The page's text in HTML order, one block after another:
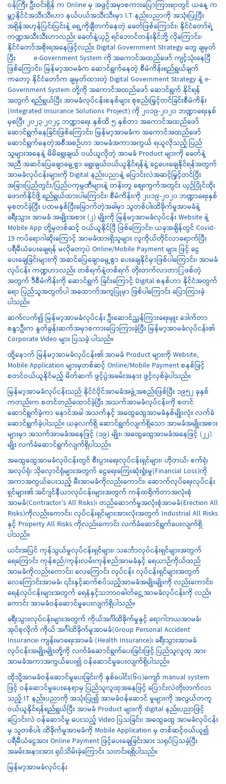
ဝန်ကြီး ဦးဝင်းရှိန် က Online မှ အဖွင့်အမှာစကားပြောကြားရာတွင် ယနေ့ က
မ္ဘာ့နိုင်ငံအသီးသီးဟာ နယ်ပယ်အသီးသီးမှာ I.T နည်းပညာကို အသုံးပြုပြီး
အရှိန်အဟုန်ပြင်းပြင်းနဲ့ ရှေ့ကိုချီတက်နေတဲ့ ခေတ်ဖြစ်ကြောင်း၊ နိုင်ငံတော်ရဲ့
ကဏ္ဍအသီးသီးဟာလည်း ခေတ်နဲ့ယှဉ် ရင်ဘောင်တန်းနိုင်ဘို့ လိုကြောင်း၊
နိုင်ငံတော်အစိုးရအနေဖြင့်လည်း Digital Government Strategy တွေ ချမှတ်
ပြီး e-Government System ကို အကောင်အထည်ဖော် ကျင့်သုံးနေပြီ
ဖြစ်ကြောင်း၊ မြန်မာ့အာမခံက ဆောင်ရွက်နေတဲ့ စီမံကိန်းရည်ရွယ်ချက်
ကတော့ နိုင်ငံတော်က ချမှတ်ထားတဲ့ Digital Government Strategy နဲ့ e-
Government System တို့ကို အကောင်အထည်ဖော် ဆောင်ရွက် နိုင်ရန်
အတွက် ရည်ရွယ်ပြီး အာမခံလုပ်ငန်းစနစ်များ စုစည်းမြှင့်တင်ခြင်းစီမံကိန်း
(Integrated Insurance Solutions Project) ကို ၂၀၁၉-၂၀၂၀ ဘဏ္ဍာရေးနှစ်
မှစပြီး ၂၀၂၃-၂၀၂၄ ဘဏ္ဍာရေး နှစ်ထိ ၅ နှစ်တာ အကောင်အထည်ဖော်
ဆောင်ရွက်နေခြင်းဖြစ်ကြောင်း၊ မြန်မာ့အာမခံက အကောင်အထည်ဖော်
ဆောင်ရွက်နေတဲ့အစီအစဉ်ဟာ အာမခံအကာအကွယ် ရယူလိုသည့် ပြည်
သူများအနေနဲ့ မိမိရွေးချယ် ဝယ်ယူလိုတဲ့ အာမခံ Product များကို ခေတ်နဲ့
အညီ အဆင်ပြေချောမွေ့စွာ ရွေးချယ်ဝယ်ယူနိုင်ရန်နဲ့ ငွေပေးချေနိုင်ရန်အတွက်
အာမခံလုပ်ငန်းများကို Digital နည်းပညာနဲ့ ပြောင်းလဲအဆင့်မြှင့်တင်ပြီး
အခြားပြည်တွင်း/ပြည်ပကုမ္ပဏီများနဲ့ တန်းတူ စျေးကွက်အတွင်း ယှဉ်ပြိုင်ထိုး
ဖောက်နိုင်ဖို့ ရည်ရွယ်ထားပါကြောင်း၊ စီမံကိန်းကို ၂၀၁၉-၂၀၂၀ ဘဏ္ဍာရေးနှစ်
မှစတင်ခဲ့ပြီး ပထမနှစ်ပြီးမြောက်တဲ့အခါမှာ သူတစ်ပါးထိခိုက်မှုအာမခံနဲ့
ခရီးသွား အာမခံ အမျိုးအစား (၂) မျိုးကို မြန်မာ့အာမခံလုပ်ငန်း Website နဲ့
Mobile App တို့မှတစ်ဆင့် ဝယ်ယူနိုင်ပြီ ဖြစ်ကြောင်း၊ ယခုအချိန်တွင် Covid-
19 ကပ်ရောဂါဆိုးကြောင့် အာမခံထားရှိသူများ လူကိုယ်တိုင်လာရောက်ပြီး
ပရီမီယံပေးချေရန် မလိုတော့ပဲ Online/Mobile Payment များ ဖြင့် ငွေ
ပေးချေခြင်းများကို အဆင်ပြေချောမွေ့စွာ ပေးချေနိုင်မှာဖြစ်ပါကြောင်း၊ အာမခံ
လုပ်ငန်း ကဏ္ဍဟာလည်း တစ်ရက်နဲ့တစ်ရက် တိုးတက်လာတာြဖစ်တဲ့
အတွက် ဒီစီမံကိန်းကို ဆောင်ရွက် ခြင်းကြောင့် Digital စနစ်ဟာ နိုင်ငံအတွက်
ရော ပြည်သူအတွက်ပါ အထောက်အကူပြုမှာ ဖြစ်ပါကြောင်း ပြောကြားခဲ့
ပါသည်။
ဆက်လက်၍ မြန်မာ့အာမခံလုပ်ငန်း ဦးဆောင်ညွှန်ကြားရေးမှူး ဒေါက်တာ
စန္ဒာဦးက နှုတ်ခွန်းဆက်အမှာစကားပြောကြားခဲ့ပြီး မြန်မာ့အာမခံလုပ်ငန်း၏
Corporate Video များ ပြသခဲ့ ပါသည်။
ထို့နောက် မြန်မာ့အာမခံလုပ်ငန်း၏ အာမခံ Product များကို Website,
Mobile Application များမှတစ်ဆင့် Online/Mobile Payment စနစ်ဖြင့်
စတင်ဝယ်ယူနိုင်မည့် မိတ်ဆက် ဖွင့်ပွဲအခမ်းအနား ဖွင့်လှစ်ခဲ့ပါသည်။
မြန်မာ့အာမခံလုပ်ငန်းသည် နိုင်ငံပိုင်အာမခံအဖွဲ့အစည်းဖြစ်ပြီး ၁၉၅၂ ခုနှစ်
ကတည်းက စတင်တည်ထောင်ခဲ့ပြီး အသက်အာမခံလုပ်ငန်းကို စတင်
ဆောင်ရွက်ခဲ့ကာ နောင်အခါ အသက်နှင့် အထွေထွေအာမခံနှစ်မျိုးလုံး လက်ခံ
ဆောင်ရွက်ခဲ့ပါသည်။ ယခုလက်ရှိ ဆောင်ရွက်လျက်ရှိသော အာမခံအမျိုးအစား
များမှာ အသက်အာမခံအနေဖြင့် (၁၉) မျိုး၊ အထွေထွေအာမခံအနေဖြင့် (၂၂)
မျိုး လက်ခံဆောင်ရွက်လျက်ရှိပါသည်။
အထွေထွေအာမခံလုပ်ငန်းတွင် စီးပွားရေးလုပ်ငန်းရှင်များ၊ ဟိုတယ်၊ စက်ရုံ၊
အလုပ်ရုံ၊ သိုလှောင်ရုံများအတွက် ငွေရေးကြေးဆုံးရှုံးမှု(Financial Loss)ကို
အကာအကွယ်ပေးသည့် မီးအာမခံကိုလည်းကောင်း၊ ဆောက်လုပ်ရေးလုပ်ငန်း
ရှင်များ၏ အင်ဂျင်နီယာလုပ်ငန်းများအတွက် ကန်ထရိုက်တာအလုံးစုံ
အာမခံ(Contractor’s All Risks)၊ တည်ဆောက်မှုအလုံးစုံအာမခံ(Erection All
Risks)ကိုလည်းကောင်း၊ လုပ်ငန်းရှင်များအားလုံးအတွက် Industrial All Risks
နှင့် Property All Risks ကိုလည်းကောင်း လက်ခံဆောင်ရွက်ပေးလျက်ရှိ
ပါသည်။
ယင်းအပြင် ကုန်သွယ်မှုလုပ်ငန်းရှင်များ၊ သင်္ဘောလုပ်ငန်းရှင်များအတွက်
ရေကြောင်း ကုန်စည်/ကုန်းလမ်းကုန်စည်အာမခံနှင့် ရေယာဉ်ကိုယ်ထည်
အာမခံကိုလည်းကောင်း၊ လေကြောင်း လုပ်ငန်း လုပ်ငန်းရှင်များအတွက်
လေကြောင်းအာမခံ၊ ၎င်းနှင့်ဆက်စပ်သည့်အာမခံအမျိုးမျိုးကို လည်းကောင်း၊
ရေနံလုပ်ငန်းများအတွက် ရေနံနှင့်သဘာဝဓါတ်ငွေ့အာမခံလုပ်ငန်းကို လည်း
ကောင်း အာမခံဝန်ဆောင်မှုပေးလျက်ရှိပါသည်။
ခရီးသွားလုပ်ငန်းများအတွက် ကိုယ်အင်္ဂါထိခိုက်မှုနှင့် ရောဂါဘယအာမခံ၊
အုပ်စုလိုက် ကိုယ် အင်္ဂါထိခိုက်မှုအာမခံ(Group Personal Accident
Insurance၊ ကျန်းမာရေးအာမခံ (Health Insurance)၊ ခရီးသွားအာမခံ
လုပ်ငန်းအမျိုးမျိုးတို့ကို လက်ခံဆောင်ရွက်ပေးခြင်းဖြင့် ပြည်သူလူထု အား
အာမခံအကာအကွယ်ပေး၍ ဝန်ဆောင်မှုပေးလျက်ရှိပါသည်။
ထိုသို့အာမခံဝန်ဆောင်မှုပေးခြင်းကို နှစ်ပေါင်း(၆၀)ကျော် manual system
ဖြင့် ဝန်ဆောင်မှုပေးနေရာမှ ပြည်သူလူထုအနေဖြင့် ပြောင်းလဲတိုးတက်လာ
သည့် IT နည်းပညာကို အသုံးပြု၍ အာမခံဝန်ဆောင် မှုများကို အလွယ်တကူ
ဝယ်ယူနိုင်ရန်ရည်ရွယ်ပြီး အာမခံ Product များကို digital နည်းပညာဖြင့်
ပြောင်းလဲ ဝန်ဆောင်မှု ပေးသည့် Video ပြသခြင်း၊ အထွေထွေ အာမခံလုပ်ငန်း
မှ သူတစ်ပါး ထိခိုက်မှုအာမခံကို Mobile Application မှ တစ်ဆင့်ဝယ်ယူ၍
ပရီမီယံငွေအား Online Payment ဖြင့်ပေးချေခြင်းအား သရုပ်ပြသခဲ့ပြီး
အခမ်းအနားအား ရုပ်သိမ်းခဲ့ကြောင်း သတင်းရရှိပါသည်။
မြန်မာ့အာမခံလုပ်ငန်း